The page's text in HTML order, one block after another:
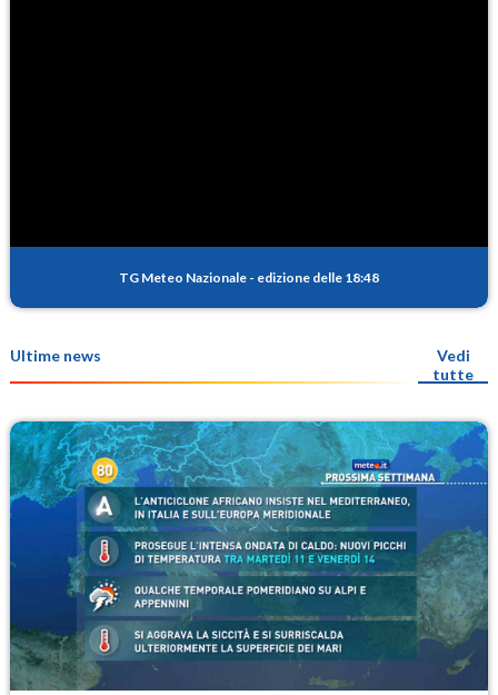
TG Meteo Nazionale - edizione delle 18:48
Ultime news
Vedi
tutte